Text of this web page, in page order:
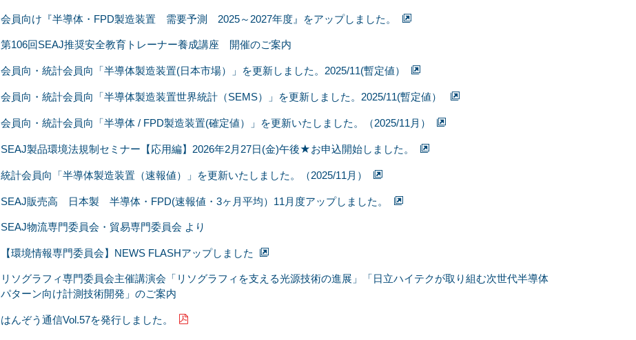
会員向け『半導体・FPD製造装置 需要予測 2025～2027年度』をアップしました。
第106回SEAJ推奨安全教育トレーナー養成講座 開催のご案内
会員向・統計会員向「半導体製造装置(日本市場）」を更新しました。2025/11(暫定値）
会員向・統計会員向「半導体製造装置世界統計（SEMS）」を更新しました。2025/11(暫定値）
会員向・統計会員向「半導体 / FPD製造装置(確定値）」を更新いたしました。（2025/11月）
SEAJ製品環境法規制セミナー【応用編】2026年2月27日(金)午後★お申込開始しました。
統計会員向「半導体製造装置（速報値）」を更新いたしました。（2025/11月）
SEAJ販売高 日本製 半導体・FPD(速報値・3ヶ月平均）11月度アップしました。
SEAJ物流専門委員会・貿易専門委員会 より
【環境情報専門委員会】NEWS FLASHアップしました
リソグラフィ専門委員会主催講演会「リソグラフィを支える光源技術の進展」「日立ハイテクが取り組む次世代半導体
パターン向け計測技術開発」のご案内
はんぞう通信Vol.57を発行しました。